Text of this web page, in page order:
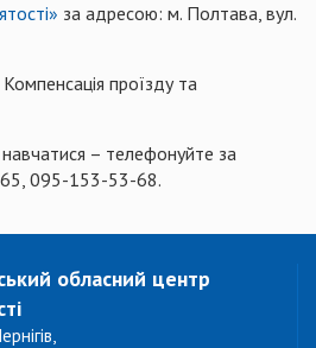
за адресою: м. Полтава, вул.
проїзду та
– телефонуйте за
095-153-53-68.
обласний центр